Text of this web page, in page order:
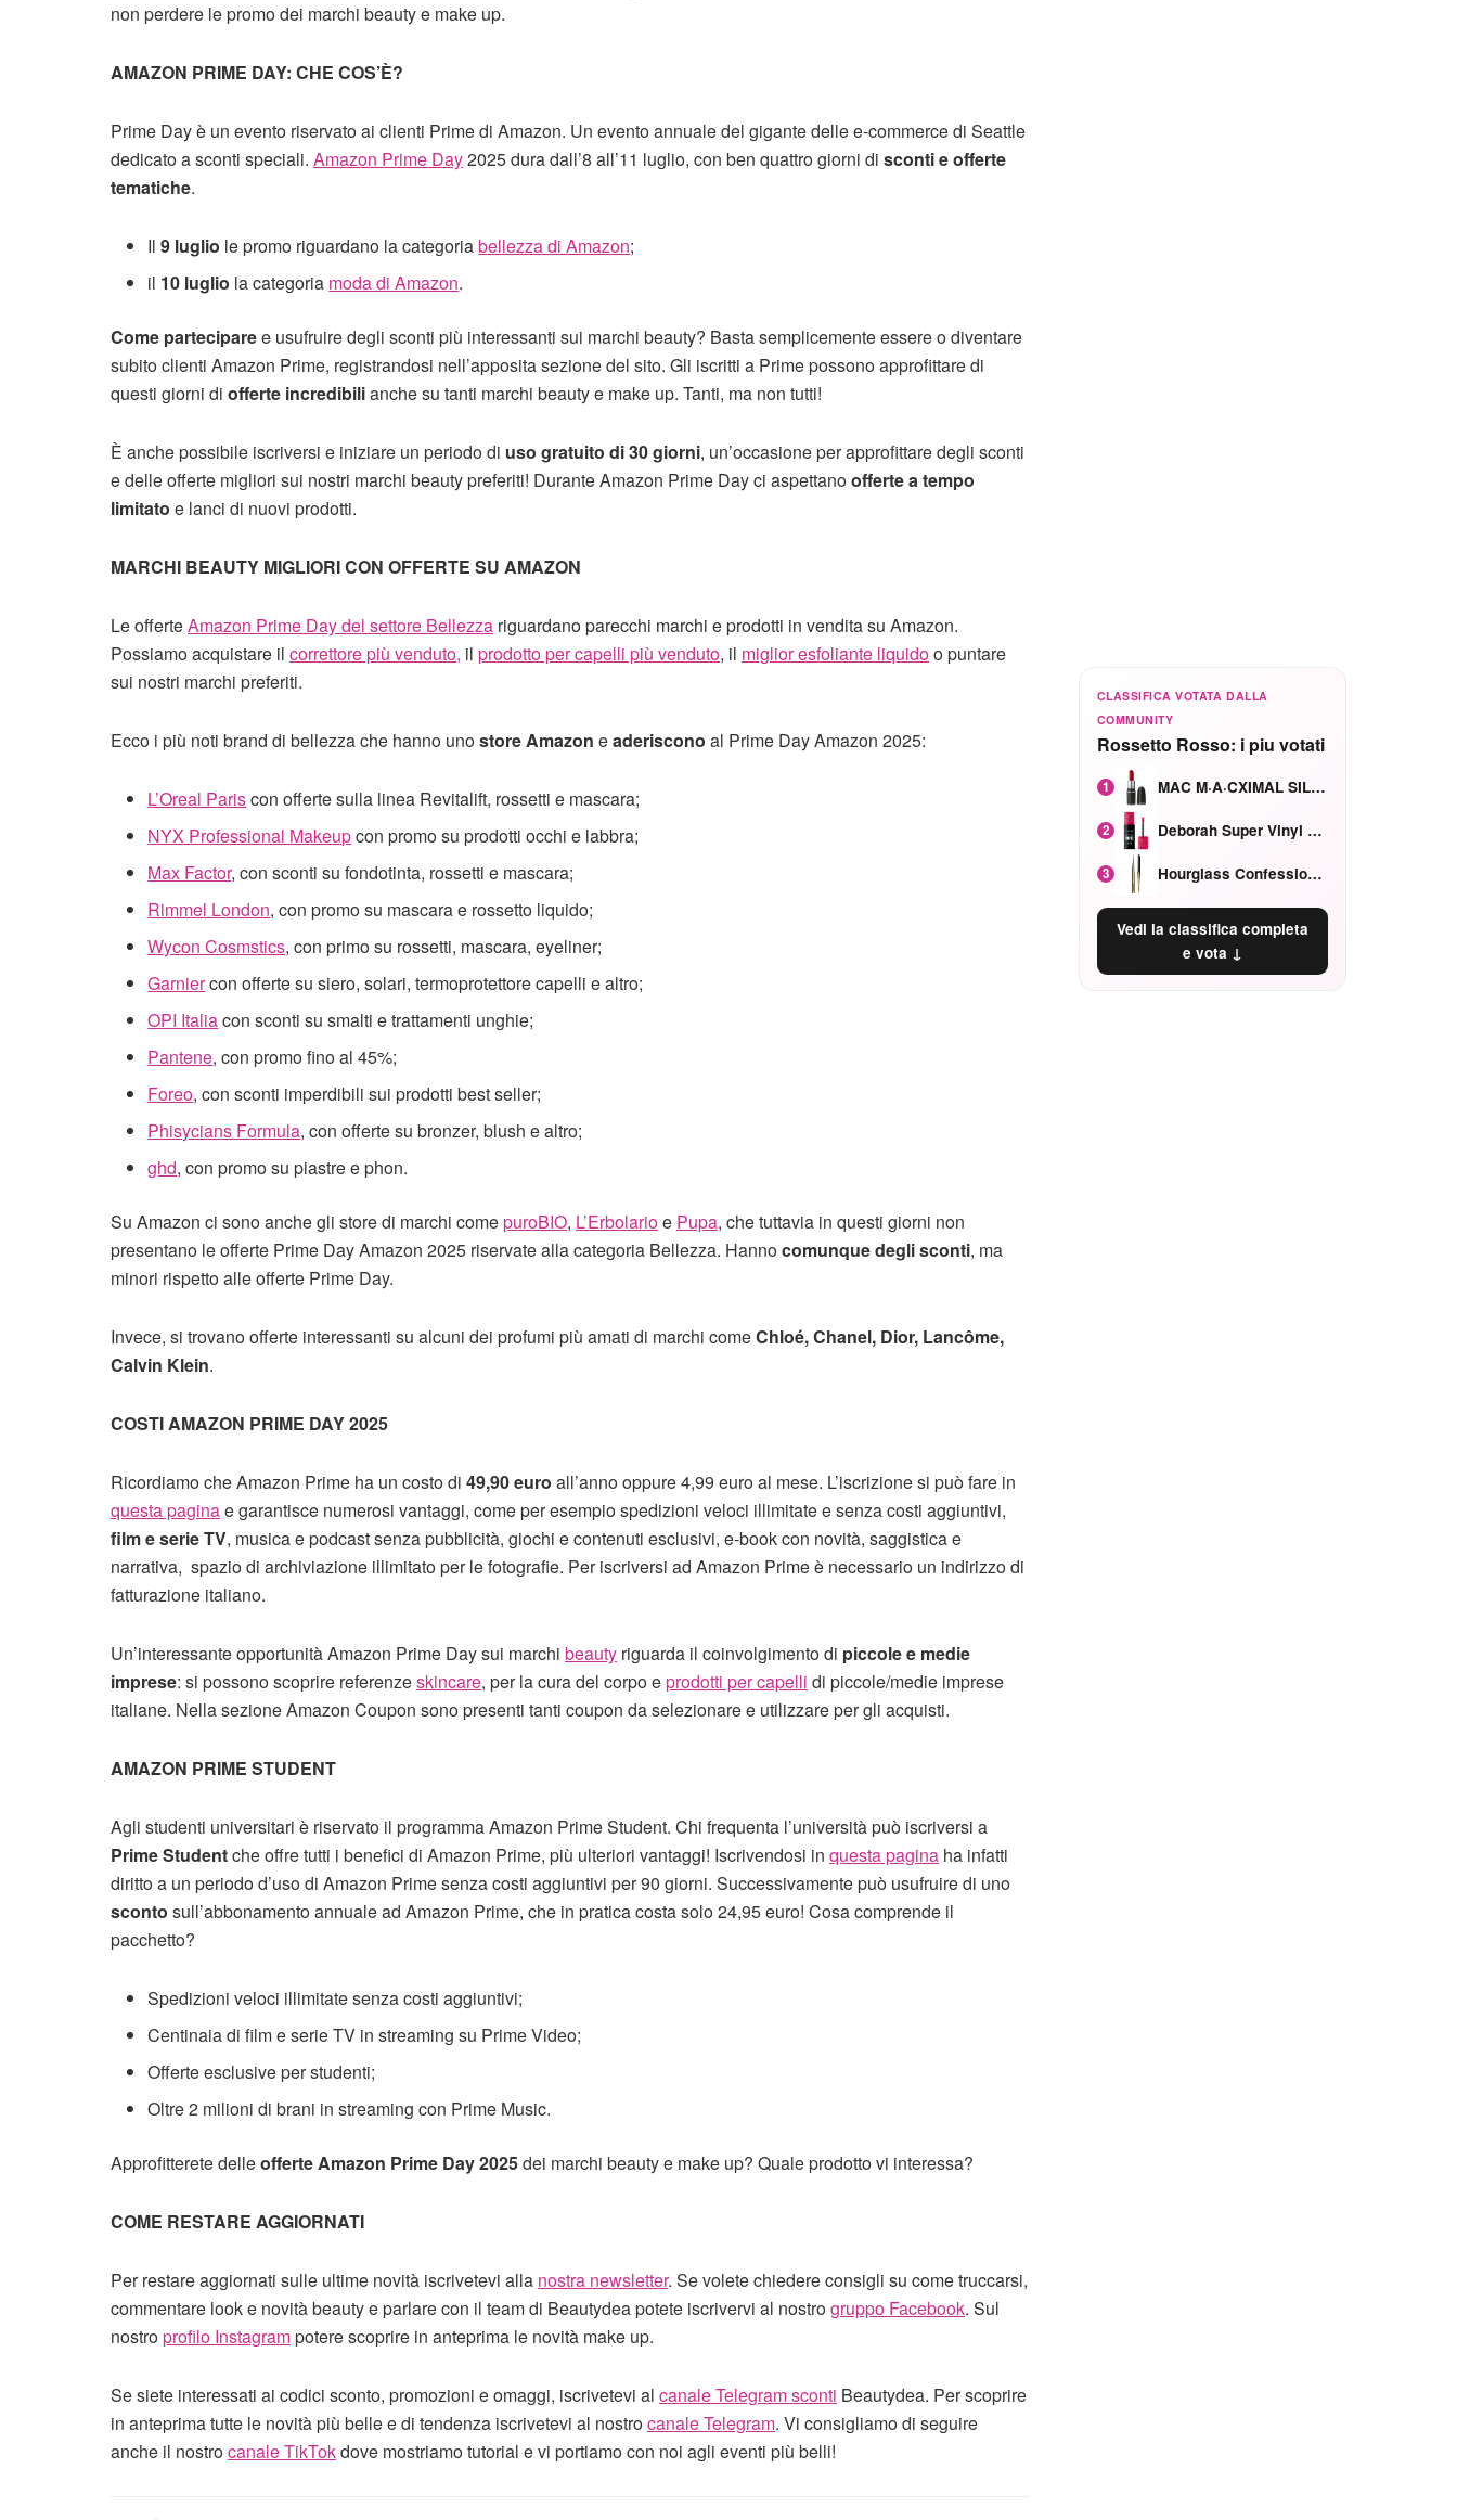
non perdere le promo dei marchi beauty e make up.
AMAZON PRIME DAY: CHE COS’È?
Prime Day è un evento riservato ai clienti Prime di Amazon. Un evento annuale del gigante delle e-commerce di Seattle
dedicato a sconti speciali. Amazon Prime Day2025 dura dall’8 all’11 luglio, con ben quattro giorni di sconti e offerte
tematiche.
Il9 luglio le promo riguardano la categoriabellezza di Amazon;
il 10 luglio la categoria moda di Amazon.
Come parteciparee usufruire degli sconti più interessanti sui marchi beauty? Basta semplicemente essere o diventare
subito clienti Amazon Prime, registrandosi nell’apposita sezione del sito. Gli iscritti a Prime possono approfittare di
questi giorni di offerte incredibilianche su tanti marchi beauty e make up. Tanti, ma non tutti!
È anche possibile iscriversi e iniziare un periodo di uso gratuito di 30 giorni, un’occasione per approfittare degli sconti
e delle offerte migliori sui nostri marchi beauty preferiti! Durante Amazon Prime Day ci aspettanoofferte a tempo
limitato e lanci di nuovi prodotti.
MARCHI BEAUTY MIGLIORI CON OFFERTE SU AMAZON
Le offerteAmazon Prime Day del settore Bellezza riguardano parecchi marchi e prodotti in vendita su Amazon.
Possiamo acquistare il correttore più venduto, il prodotto per capelli più venduto, il miglior esfoliante liquidoo puntare
sui nostri marchi preferiti.
Ecco i più noti brand di bellezza che hanno unostore Amazon eaderiscono al Prime Day Amazon 2025:
L’Oreal Pariscon offerte sulla linea Revitalift, rossetti e mascara;
NYX Professional Makeupcon promo su prodotti occhi e labbra;
Max Factor, con sconti su fondotinta, rossetti e mascara;
Rimmel London, con promo su mascara e rossetto liquido;
Wycon Cosmstics, con primo su rossetti, mascara, eyeliner;
Garniercon offerte su siero, solari, termoprotettore capelli e altro;
OPI Italiacon sconti su smalti e trattamenti unghie;
Pantene, con promo fino al 45%;
Foreo, con sconti imperdibili sui prodotti best seller;
Phisycians Formula, con offerte su bronzer, blush e altro;
ghd, con promo su piastre e phon.
Su Amazon ci sono anche gli store di marchi comepuroBIO, L’Erbolarioe Pupa, che tuttavia in questi giorni non
presentano le offerte Prime Day Amazon 2025 riservate alla categoria Bellezza. Hannocomunque degli sconti, ma
minori rispetto alle offerte Prime Day.
Invece, si trovano offerte interessanti su alcuni dei profumi più amati di marchi comeChloé, Chanel, Dior, Lancôme,
Calvin Klein.
COSTI AMAZON PRIME DAY 2025
Ricordiamo che Amazon Prime ha un costo di 49,90 euro all’anno oppure 4,99 euro al mese. L’iscrizione si può fare in
questa paginae garantisce numerosi vantaggi, come per esempio spedizioni veloci illimitate e senza costi aggiuntivi,
film e serie TV, musica e podcast senza pubblicità, giochi e contenuti esclusivi, e-book con novità, saggistica e
narrativa, spazio di archiviazione illimitato per le fotografie. Per iscriversi ad Amazon Prime è necessario un indirizzo di
fatturazione italiano.
Un’interessante opportunità Amazon Prime Day sui marchi beauty riguarda il coinvolgimento di piccole e medie
imprese: si possono scoprire referenzeskincare, per la cura del corpo eprodotti per capelli di piccole/medie imprese
italiane. Nella sezione Amazon Coupon sono presenti tanti coupon da selezionare e utilizzare per gli acquisti.
AMAZON PRIME STUDENT
Agli studenti universitari è riservato il programma Amazon Prime Student. Chi frequenta l’università può iscriversi a
Prime Studentche offre tutti i benefici di Amazon Prime, più ulteriori vantaggi! Iscrivendosi in questa pagina ha infatti
diritto a un periodo d’uso di Amazon Prime senza costi aggiuntivi per 90 giorni. Successivamente può usufruire di uno
sconto sull’abbonamento annuale ad Amazon Prime, che in pratica costa solo 24,95 euro! Cosa comprende il
pacchetto?
Spedizioni veloci illimitate senza costi aggiuntivi;
Centinaia di film e serie TV in streaming su Prime Video;
Offerte esclusive per studenti;
Oltre 2 milioni di brani in streaming con Prime Music.
Approfitterete delleofferte Amazon Prime Day 2025dei marchi beauty e make up? Quale prodotto vi interessa?
COME RESTARE AGGIORNATI
Per restare aggiornati sulle ultime novità iscrivetevi alla nostra newsletter. Se volete chiedere consigli su come truccarsi,
commentare look e novità beauty e parlare con il team di Beautydea potete iscrivervi al nostrogruppo Facebook. Sul
nostroprofilo Instagrampotere scoprire in anteprima le novità make up.
Se siete interessati ai codici sconto, promozioni e omaggi, iscrivetevi al canale Telegram sconti Beautydea. Per scoprire
in anteprima tutte le novità più belle e di tendenza iscrivetevi al nostrocanale Telegram. Vi consigliamo di seguire
anche il nostrocanale TikTokdove mostriamo tutorial e vi portiamo con noi agli eventi più belli!
CLASSIFICA VOTATA DALLA
COMMUNITY
Rossetto Rosso: i piu votati
1 MAC M·A·CXIMAL SILKY MATTE Red Rock mat
2 Deborah Super Vinyl Shake Rosa Ciliegia
3 Hourglass Confession Ricaricabile Ultra Preciso Ad Alta Intensità Secretly Classic Red
Vedi la classifica completa
e vota ↓